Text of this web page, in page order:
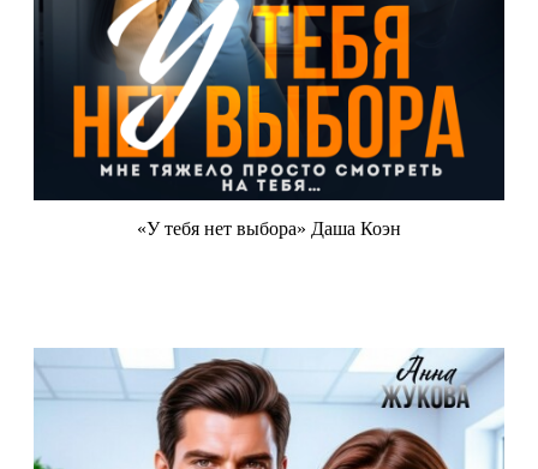
«У тебя нет выбора» Даша Коэн